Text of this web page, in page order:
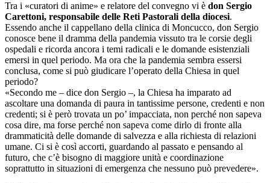
Tra i «curatori di anime» e relatore del convegno vi è don Sergio
Carettoni, responsabile delle Reti Pastorali della diocesi.
Essendo anche il cappellano della clinica di Moncucco, don Sergio
conosce bene il dramma della pandemia vissuto tra le corsie degli
ospedali e ricorda ancora i temi radicali e le domande esistenziali
emersi in quel periodo. Ma ora che la pandemia sembra essersi
conclusa, come si può giudicare l’operato della Chiesa in quel
periodo?
«Secondo me – dice don Sergio –, la Chiesa ha imparato ad
ascoltare una domanda di paura in tantissime persone, credenti e non
credenti; si è però trovata un po’ impacciata, non perché non sapeva
cosa dire, ma forse perché non sapeva come dirlo di fronte alla
drammaticità delle domande di salvezza e alla richiesta di relazioni
umane. Ci si è così accorti, guardando al passato e pensando al
futuro, che c’è bisogno di maggiore unità e coordinazione
soprattutto in situazioni di emergenza che nessuno può prevedere».